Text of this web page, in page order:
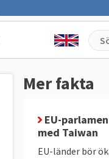
Mer fakta
EU-
med Taiwan
EU-länder bör